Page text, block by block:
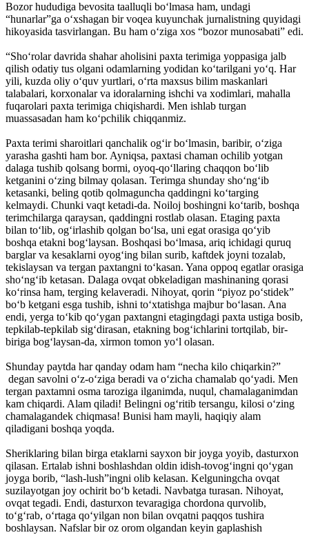
Bozor hududiga bevosita taalluqli bo‘lmasa ham, undagi
“hunarlar”ga o‘xshagan bir voqea kuyunchak jurnalistning quyidagi
hikoyasida tasvirlangan. Bu ham o‘ziga xos “bozor munosabati” edi.
“Sho‘rolar davrida shahar aholisini paxta terimiga yoppasiga jalb
qilish odatiy tus olgani odamlarning yodidan ko‘tarilgani yo‘q. Har
yili, kuzda oliy o‘quv yurtlari, o‘rta maxsus bilim maskanlari
talabalari, korxonalar va idoralarning ishchi va xodimlari, mahalla
fuqarolari paxta terimiga chiqishardi. Men ishlab turgan
muassasadan ham ko‘pchilik chiqqanmiz.
Paxta terimi sharoitlari qanchalik og‘ir bo‘lmasin, baribir, o‘ziga
yarasha gashti ham bor. Ayniqsa, paxtasi chaman ochilib yotgan
dalaga tushib qolsang bormi, oyoq-qo‘llaring chaqqon bo‘lib
ketganini o‘zing bilmay qolasan. Terimga shunday sho‘ng‘ib
ketasanki, beling qotib qolmaguncha qaddingni ko‘targing
kelmaydi. Chunki vaqt ketadi-da. Noiloj boshingni ko‘tarib, boshqa
terimchilarga qaraysan, qaddingni rostlab olasan. Etaging paxta
bilan to‘lib, og‘irlashib qolgan bo‘lsa, uni egat orasiga qo‘yib
boshqa etakni bog‘laysan. Boshqasi bo‘lmasa, ariq ichidagi quruq
barglar va kesaklarni oyog‘ing bilan surib, kaftdek joyni tozalab,
tekislaysan va tergan paxtangni to‘kasan. Yana oppoq egatlar orasiga
sho‘ng‘ib ketasan. Dalaga ovqat obkeladigan mashinaning qorasi
ko‘rinsa ham, terging kelaveradi. Nihoyat, qorin “piyoz po‘stidek”
bo‘b ketgani esga tushib, ishni to‘xtatishga majbur bo‘lasan. Ana
endi, yerga to‘kib qo‘ygan paxtangni etagingdagi paxta ustiga bosib,
tepkilab-tepkilab sig‘dirasan, etakning bog‘ichlarini tortqilab, bir-
biriga bog‘laysan-da, xirmon tomon yo‘l olasan.
Shunday paytda har qanday odam ham “necha kilo chiqarkin?”
degan savolni o‘z-o‘ziga beradi va o‘zicha chamalab qo‘yadi. Men
tergan paxtamni osma taroziga ilganimda, nuqul, chamalaganimdan
kam chiqardi. Alam qiladi! Belingni og‘ritib tersangu, kilosi o‘zing
chamalagandek chiqmasa! Bunisi ham mayli, haqiqiy alam
qiladigani boshqa yoqda.
Sheriklaring bilan birga etaklarni sayxon bir joyga yoyib, dasturxon
qilasan. Ertalab ishni boshlashdan oldin idish-tovog‘ingni qo‘ygan
joyga borib, “lash-lush”ingni olib kelasan. Kelguningcha ovqat
suzilayotgan joy ochirit bo‘b ketadi. Navbatga turasan. Nihoyat,
ovqat tegadi. Endi, dasturxon tevaragiga chordona qurvolib,
to‘g‘rab, o‘rtaga qo‘yilgan non bilan ovqatni paqqos tushira
boshlaysan. Nafslar bir oz orom olgandan keyin gaplashish